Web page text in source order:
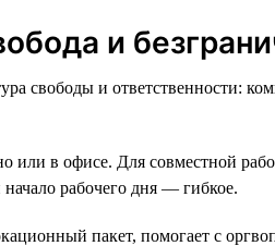
и
свободы и ответственности:
в офисе. Для совместной
рабочего дня — гибкое.
пакет, помогает с